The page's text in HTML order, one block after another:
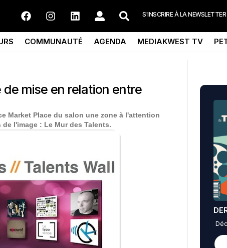
S'INSCRIRE À LA NEWSLETTER
COMMUNAUTÉ AGENDA MEDIAKWEST TV
mise en relation entre
Market Place du salon une zone à l'attention
l'image : Le Mur des Talents.